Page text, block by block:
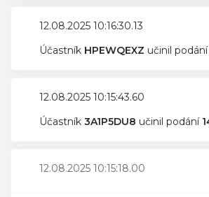
12.08.2025 10:16:30.13
Účastník HPEWQEXZ učinil podání
12.08.2025 10:15:43.60
Účastník 3A1P5DU8 učinil podání
12.08.2025 10:15:18.00